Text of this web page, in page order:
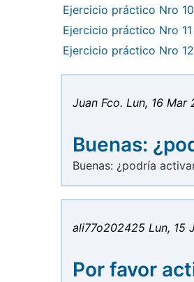
Ejercicio práctico Nro 10
Ejercicio práctico Nro 11
Ejercicio práctico Nro 12
Juan Fco. Lun, 16 Mar
Buenas:
Buenas: ¿podría
ali77o202425 Lun, 15
Por favor